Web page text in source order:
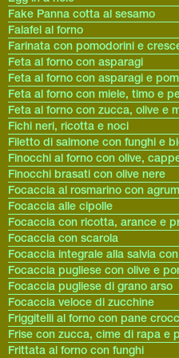
Fake Panna cotta al sesamo
Falafel al forno
Farinata con pomodorini e
Feta al forno con asparagi
Feta al forno con asparagi e
Feta al forno con miele, timo e
Feta al forno con zucca, olive e
Fichi neri, ricotta e noci
Filetto di salmone con funghi e
Finocchi al forno con olive,
Finocchi brasati con olive nere
Focaccia al rosmarino con
Focaccia alle cipolle
Focaccia con ricotta, arance e
Focaccia con scarola
Focaccia integrale alla salvia
Focaccia pugliese con olive e
Focaccia pugliese di grano arso
Focaccia veloce di zucchine
Friggitelli al forno con pane
Frise con zucca, cime di rapa e
Frittata al forno con funghi